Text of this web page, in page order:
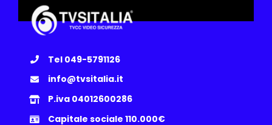
Tel 049-5791126
info@tvsitalia.it
P.iva 04012600286
Capitale sociale 110.000€